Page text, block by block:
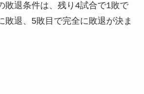
敗退条件は、残り4試合で1敗で
敗退、5敗目で完全に敗退が決ま